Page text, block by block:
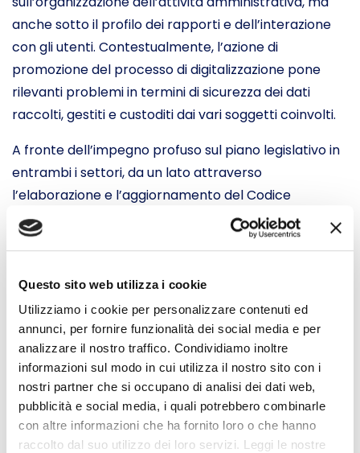
Questo sito web utilizza i cookie
Utilizziamo i cookie per personalizzare contenuti ed
annunci, per fornire funzionalità dei social media e per
analizzare il nostro traffico. Condividiamo inoltre
informazioni sul modo in cui utilizza il nostro sito con i
nostri partner che si occupano di analisi dei dati web,
pubblicità e social media, i quali potrebbero combinarle
con altre informazioni che ha fornito loro o che hanno
raccolto dal suo utilizzo dei loro servizi. Leggi le nostre
anche sotto il profilo dei rapporti e dell’interazione
con gli utenti. Contestualmente, l’azione di
promozione del processo di digitalizzazione pone
rilevanti problemi in termini di sicurezza dei dati
raccolti, gestiti e custoditi dai vari soggetti coinvolti.
A fronte dell’impegno profuso sul piano legislativo in
entrambi i settori, da un lato attraverso
l’elaborazione e l’aggiornamento del Codice
dell’Amministrazione Digitale (CAD) e dall’altro con
l’applicazione negli Stati membri dell’Ue del nuovo
dati personali (Regolamento Ue 2016/679 del 2016), il
contesto italiano risulta connotato da forti squilibri
territoriali, complessità burocratiche, grande
arretratezza infrastrutturale e divario digitale della
popolazione.
Al fine di ridurre le disuguaglianze di accesso e
fruizione di questi servizi e di diritto alla tutela della